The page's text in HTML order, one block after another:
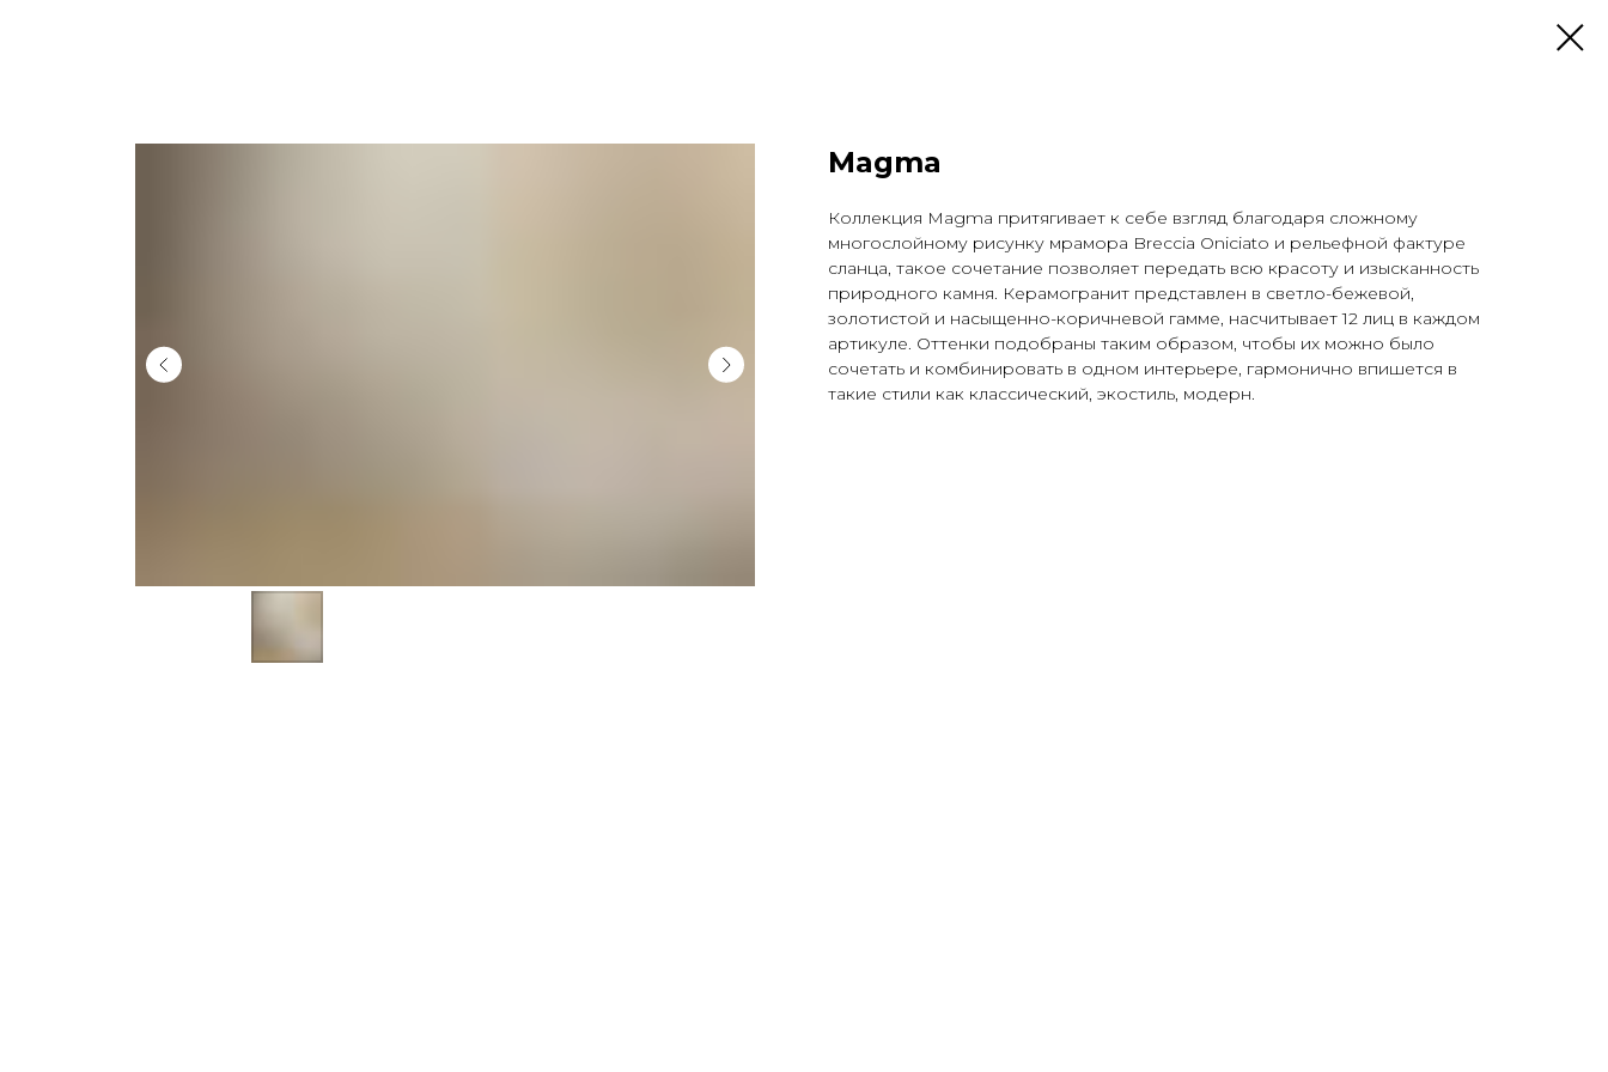
Magma
Коллекция Magma притягивает к себе взгляд благодаря сложному
многослойному рисунку мрамора Breccia Oniciato и рельефной фактуре
сланца, такое сочетание позволяет передать всю красоту и изысканность
природного камня. Керамогранит представлен в светло-бежевой,
золотистой и насыщенно-коричневой гамме, насчитывает 12 лиц в каждом
артикуле. Оттенки подобраны таким образом, чтобы их можно было
сочетать и комбинировать в одном интерьере, гармонично впишется в
такие стили как классический, экостиль, модерн.